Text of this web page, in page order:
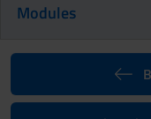
Modules